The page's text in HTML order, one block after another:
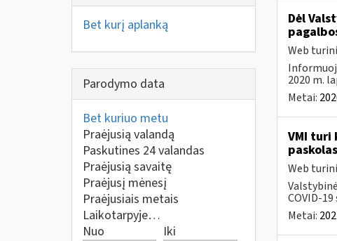
Bet kurį aplanką
Parodymo data
Bet kuriuo metu
Praėjusią valandą
Paskutines 24 valandas
Praėjusią savaitę
Praėjusį mėnesį
Praėjusiais metais
Laikotarpyje…
Nuo
Iki
Dėl
Web
2020 m.
Metai:
VMI turi
paskolas
Web
Valstybinė
COVID-
Metai: